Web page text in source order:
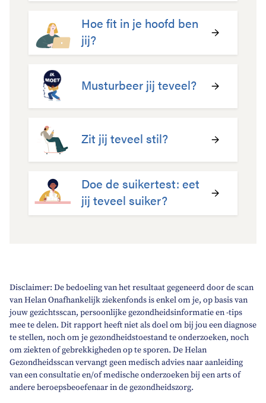
Hoe fit in je hoofd ben
jij?
Musturbeer jij teveel?
Zit jij teveel stil?
Doe de suikertest: eet
jij teveel suiker?
Disclaimer: De bedoeling van het resultaat gegeneerd door de scan
van Helan Onafhankelijk ziekenfonds is enkel om je, op basis van
jouw gezichtsscan, persoonlijke gezondheidsinformatie en -tips
mee te delen. Dit rapport heeft niet als doel om bij jou een diagnose
te stellen, noch om je gezondheidstoestand te onderzoeken, noch
om ziekten of gebrekkigheden op te sporen. De Helan
Gezondheidsscan vervangt geen medisch advies naar aanleiding
van een consultatie en/of medische onderzoeken bij een arts of
andere beroepsbeoefenaar in de gezondheidszorg.